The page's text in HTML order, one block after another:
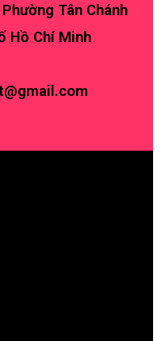
Tân Chánh
Hồ Chí Minh